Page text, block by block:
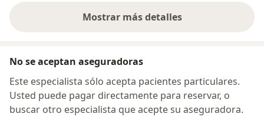
Mostrar más detalles
sobre la dirección
No se aceptan aseguradoras
Este especialista sólo acepta pacientes particulares.
Usted puede pagar directamente para reservar, o
buscar otro especialista que acepte su aseguradora.